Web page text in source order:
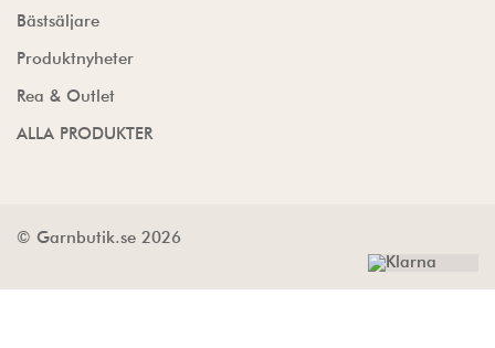
Bästsäljare
Produktnyheter
Rea & Outlet
ALLA PRODUKTER
© Garnbutik.se 2026